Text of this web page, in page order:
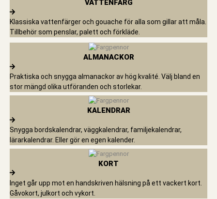
VATTENFÄRG
Klassiska vattenfärger och gouache för alla som gillar att måla.
Tillbehör som penslar, palett och förkläde.
ALMANACKOR
Praktiska och snygga almanackor av hög kvalité. Välj bland en
stor mängd olika utföranden och storlekar.
KALENDRAR
Snygga bordskalendrar, väggkalendrar, familjekalendrar,
lärarkalendrar. Eller gör en egen kalender.
KORT
Inget går upp mot en handskriven hälsning på ett vackert kort.
Gåvokort, julkort och vykort.